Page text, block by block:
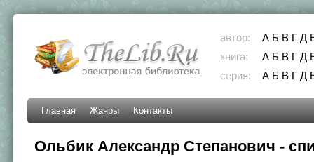
автор: А Б В Г Д
книга:
А Б В Г Д
серия:
А Б В Г Д
Главная Жанры Контакты
Ольбик Александр Степанович -